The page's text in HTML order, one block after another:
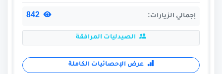
إجمالي الزيارات:
الصيدليات المرافقة
عرض الإحصائيات الكاملة